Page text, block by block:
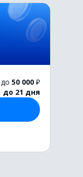
до 50 000 ₽
до 21 дня